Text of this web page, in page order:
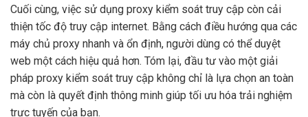
Cuối cùng, việc sử dụng proxy kiểm soát truy cập còn cải
thiện tốc độ truy cập internet. Bằng cách điều hướng qua các
máy chủ proxy nhanh và ổn định, người dùng có thể duyệt
web một cách hiệu quả hơn. Tóm lại, đầu tư vào một giải
pháp proxy kiểm soát truy cập không chỉ là lựa chọn an toàn
mà còn là quyết định thông minh giúp tối ưu hóa trải nghiệm
trực tuyến của bạn.